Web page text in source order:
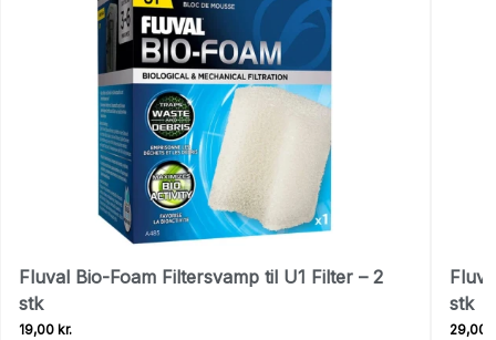
Fluval Bio-Foam Filtersvamp til U1 Filter – 2
stk
19,00 kr.
stk
29,00